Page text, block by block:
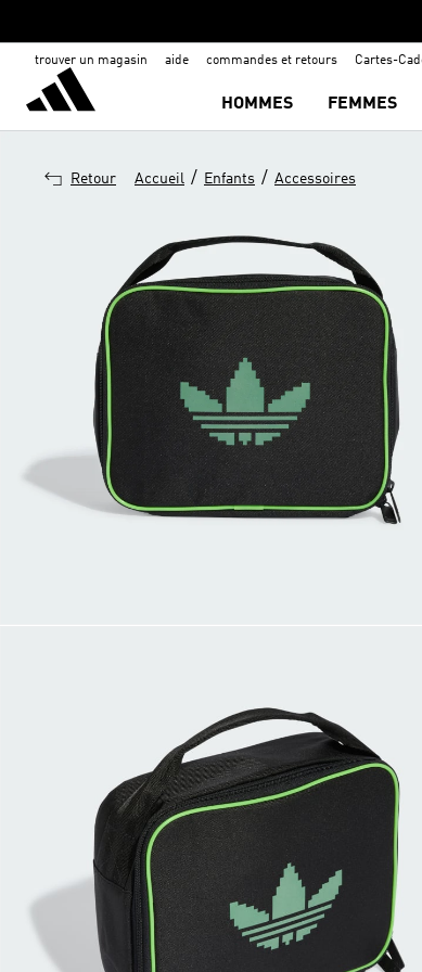
trouver un magasin aide commandes et retours Cartes-
HOMMES FEMMES
Retour Accueil / Enfants / Accessoires